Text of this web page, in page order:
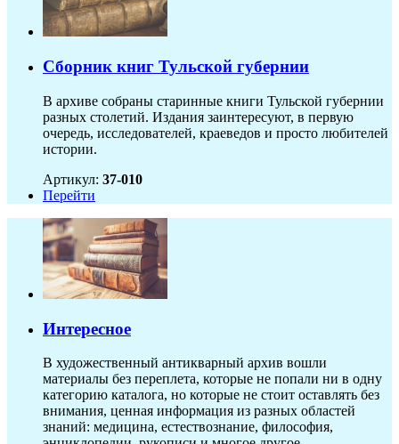
Сборник книг Тульской губернии
В архиве собраны старинные книги Тульской губернии
разных столетий. Издания заинтересуют, в первую
очередь, исследователей, краеведов и просто любителей
истории.
Артикул: 37-010
Перейти
Интересное
В художественный антикварный архив вошли
материалы без переплета, которые не попали ни в одну
категорию каталога, но которые не стоит оставлять без
внимания, ценная информация из разных областей
знаний: медицина, естествознание, философия,